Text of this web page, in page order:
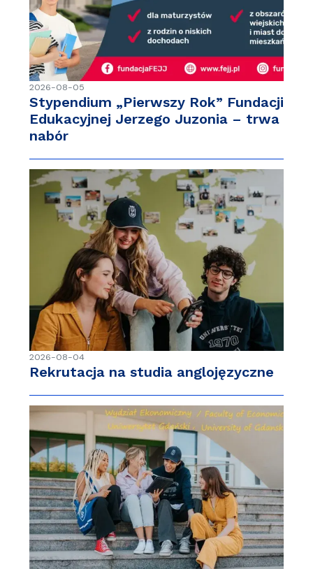
2026-08-05
Stypendium „Pierwszy Rok” Fundacji
Edukacyjnej Jerzego Juzonia – trwa
nabór
2026-08-04
Rekrutacja na studia anglojęzyczne